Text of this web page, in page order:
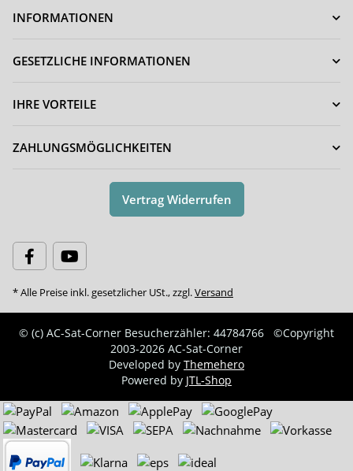
Netzwerkkabel Patchkabel
CAT 6a Schwarz 7,5 Meter
8,30 €
Fire TV Stick Stromkabel
USB-A Stecker auf USB
Micro-B Stecker 0,80 Meter
INFORMATIONEN
GESETZLICHE INFORMATIONEN
IHRE VORTEILE
ZAHLUNGSMÖGLICHKEITEN
Vertrag Widerrufen
* Alle Preise inkl. gesetzlicher USt., zzgl.Versand
© (c) AC-Sat-Corner Besucherzähler: 44784766
©Copyright
2003-2026 AC-Sat-Corner
Developed by Themehero
Powered by JTL-Shop